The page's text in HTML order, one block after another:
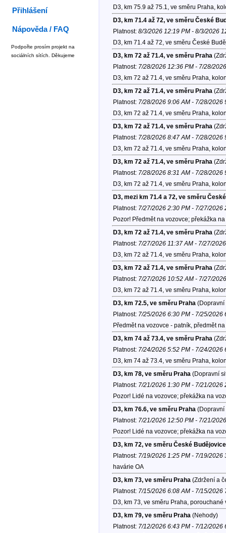
D3, km 75.9 až 75.1, ve směru Praha,
D3, km 71.4 až 72, ve směru České
Platnost: 8/3/2026 12:19 PM - 8/3/2026
D3, km 71.4 až 72, ve směru České
D3, km 72 až 71.4, ve směru Praha
Platnost: 7/28/2026 12:36 PM - 7/28/
D3, km 72 až 71.4, ve směru Praha,
D3, km 72 až 71.4, ve směru Praha
Platnost: 7/28/2026 9:06 AM - 7/28/2026
D3, km 72 až 71.4, ve směru Praha,
D3, km 72 až 71.4, ve směru Praha
Platnost: 7/28/2026 8:47 AM - 7/28/2026
D3, km 72 až 71.4, ve směru Praha,
D3, km 72 až 71.4, ve směru Praha
Platnost: 7/28/2026 8:31 AM - 7/28/2026
D3, km 72 až 71.4, ve směru Praha,
D3, mezi km 71.4 a 72, ve směru
Platnost: 7/27/2026 2:30 PM - 7/27/2026
Pozor! Předmět na vozovce; překážka
D3, km 72 až 71.4, ve směru Praha
Platnost: 7/27/2026 11:37 AM - 7/27/
D3, km 72 až 71.4, ve směru Praha,
D3, km 72 až 71.4, ve směru Praha
Platnost: 7/27/2026 10:52 AM - 7/27/
D3, km 72 až 71.4, ve směru Praha,
D3, km 72.5, ve směru Praha (Dopravní
Platnost: 7/25/2026 6:30 PM - 7/25/2026
Předmět na vozovce - patník, předmět
D3, km 74 až 73.4, ve směru Praha
Platnost: 7/24/2026 5:52 PM - 7/24/2026
D3, km 74 až 73.4, ve směru Praha,
D3, km 78, ve směru Praha (Dopravní
Platnost: 7/21/2026 1:30 PM - 7/21/2026
Pozor! Lidé na vozovce; překážka na
D3, km 76.6, ve směru Praha (Dopravní
Platnost: 7/21/2026 12:50 PM - 7/21/
Pozor! Lidé na vozovce; překážka na
D3, km 72, ve směru České Budějovice
Platnost: 7/19/2026 1:25 PM - 7/19/2026
havárie OA
D3, km 73, ve směru Praha (Zdržení a
Platnost: 7/15/2026 6:08 AM - 7/15/2026
D3, km 73, ve směru Praha,
D3, km 79, ve směru Praha (Nehody)
Platnost: 7/12/2026 6:43 PM - 7/12/2026
Přihlášení
Nápověda / FAQ
Podpořte prosím projekt na
sociálních sítích. Děkujeme